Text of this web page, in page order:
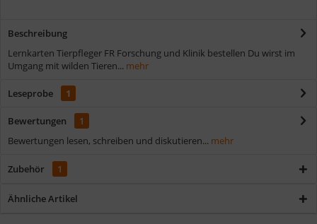
Beschreibung
Lernkarten Tierpfleger FR Forschung und Klinik bestellen Du wirst im
Umgang mit wilden Tieren... mehr
Leseprobe 1
Bewertungen
1
Bewertungen lesen, schreiben und diskutieren... mehr
Zubehör 1
Ähnliche Artikel